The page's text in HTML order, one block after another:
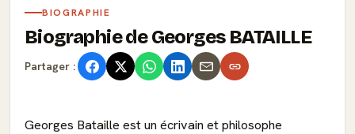
BIOGRAPHIE
Biographie de Georges BATAILLE
Partager :
Georges Bataille est un écrivain et philosophe